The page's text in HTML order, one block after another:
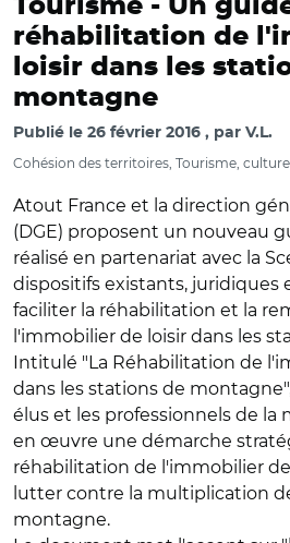
Tourisme - Un
réhabilitation de
loisir dans les
montagne
Publié le 26 février 2016 par V.L.
Cohésion des territoires, Tourisme,
Atout France et la direction
(DGE) proposent un nouveau
réalisé en partenariat avec la
dispositifs existants, juridiques
faciliter la réhabilitation et la
l'immobilier de loisir dans les
Intitulé "La Réhabilitation de
dans les stations de
élus et les professionnels de
en œuvre une démarche
réhabilitation de l'immobilier
lutter contre la multiplication
montagne.